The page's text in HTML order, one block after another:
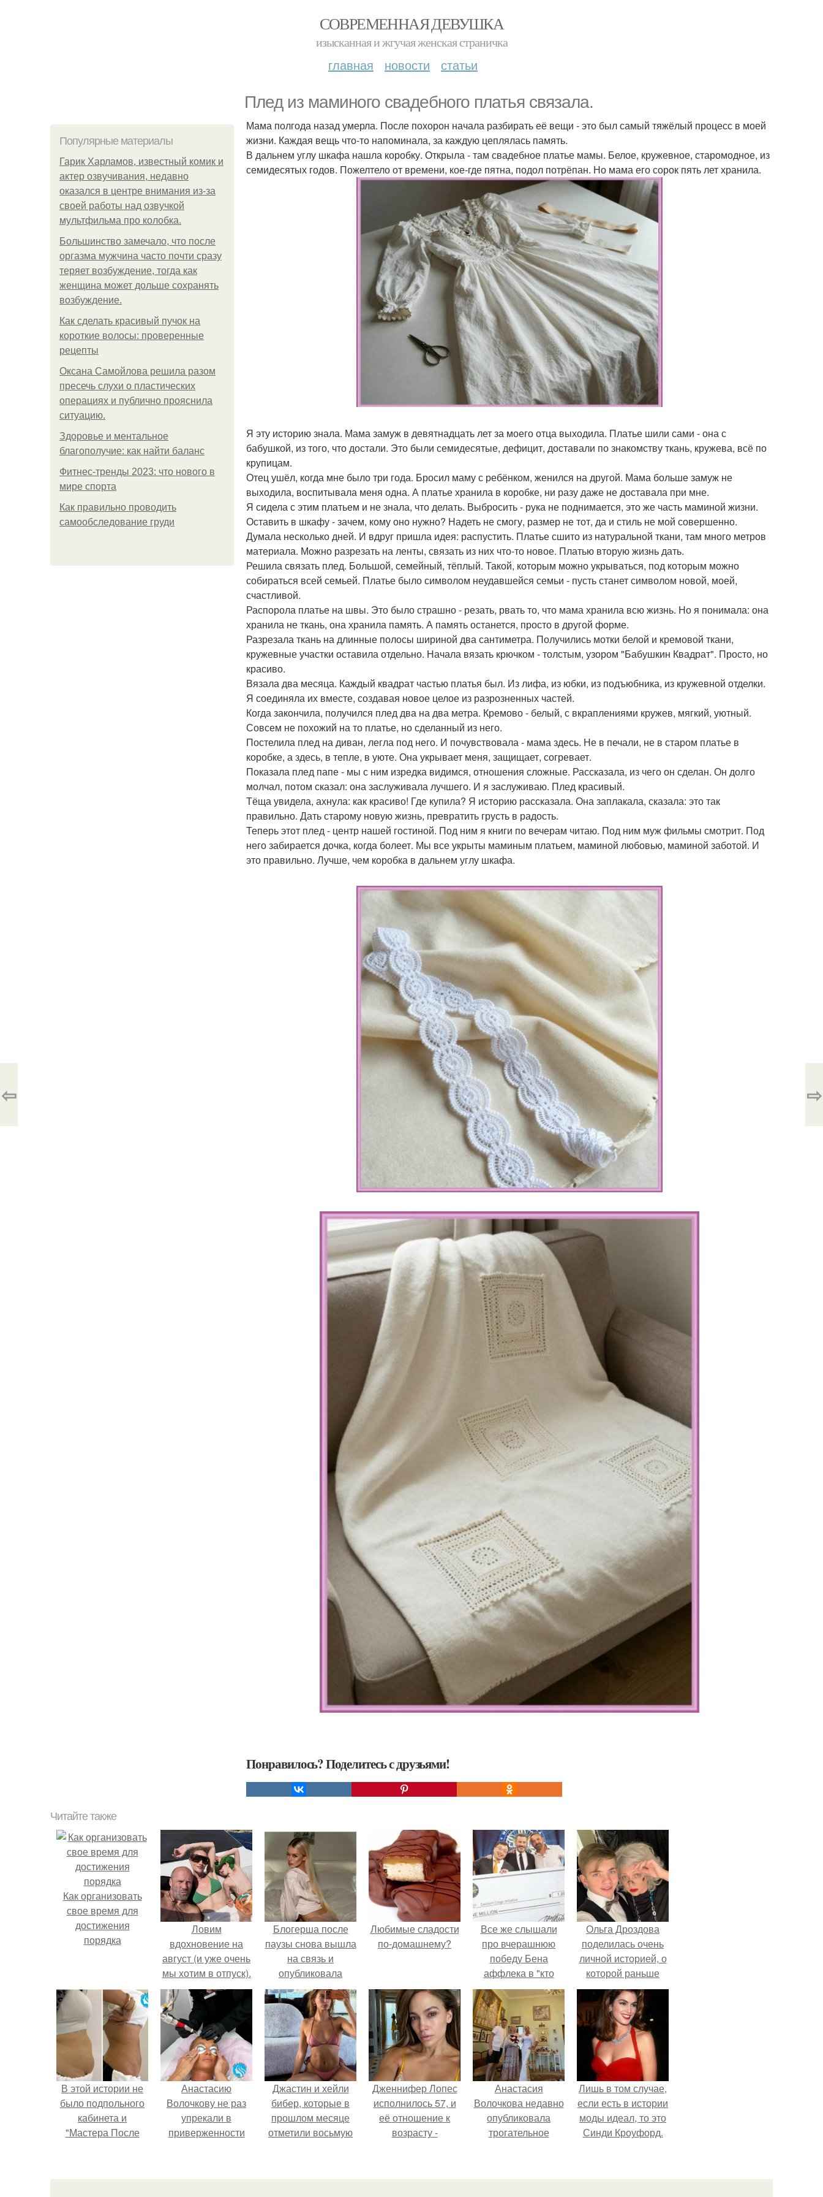
СОВРЕМЕННАЯ ДЕВУШКА
изысканная и жгучая женская страничка
главная новости статьи
Плед из маминого свадебного платья связала.
Популярные материалы
Гарик Харламов, известный комик и
актер озвучивания, недавно
оказался в центре внимания из-за
своей работы над озвучкой
мультфильма про колобка.
Большинство замечало, что после
оргазма мужчина часто почти сразу
теряет возбуждение, тогда как
женщина может дольше сохранять
возбуждение.
Как сделать красивый пучок на
короткие волосы: проверенные
рецепты
Оксана Самойлова решила разом
пресечь слухи о пластических
операциях и публично прояснила
ситуацию.
Здоровье и ментальное
благополучие: как найти баланс
Фитнес-тренды 2023: что нового в
мире спорта
Как правильно проводить
самообследование груди
Мама полгода назад умерла. После похорон начала разбирать её вещи - это был самый тяжёлый процесс в моей
жизни. Каждая вещь что-то напоминала, за каждую цеплялась память.
В дальнем углу шкафа нашла коробку. Открыла - там свадебное платье мамы. Белое, кружевное, старомодное, из
семидесятых годов. Пожелтело от времени, кое-где пятна, подол потрёпан. Но мама его сорок пять лет хранила.
Я эту историю знала. Мама замуж в девятнадцать лет за моего отца выходила. Платье шили сами - она с
бабушкой, из того, что достали. Это были семидесятые, дефицит, доставали по знакомству ткань, кружева, всё по
крупицам.
Отец ушёл, когда мне было три года. Бросил маму с ребёнком, женился на другой. Мама больше замуж не
выходила, воспитывала меня одна. А платье хранила в коробке, ни разу даже не доставала при мне.
Я сидела с этим платьем и не знала, что делать. Выбросить - рука не поднимается, это же часть маминой жизни.
Оставить в шкафу - зачем, кому оно нужно? Надеть не смогу, размер не тот, да и стиль не мой совершенно.
Думала несколько дней. И вдруг пришла идея: распустить. Платье сшито из натуральной ткани, там много метров
материала. Можно разрезать на ленты, связать из них что-то новое. Платью вторую жизнь дать.
Решила связать плед. Большой, семейный, тёплый. Такой, которым можно укрываться, под которым можно
собираться всей семьей. Платье было символом неудавшейся семьи - пусть станет символом новой, моей,
счастливой.
Распорола платье на швы. Это было страшно - резать, рвать то, что мама хранила всю жизнь. Но я понимала: она
хранила не ткань, она хранила память. А память останется, просто в другой форме.
Разрезала ткань на длинные полосы шириной два сантиметра. Получились мотки белой и кремовой ткани,
кружевные участки оставила отдельно. Начала вязать крючком - толстым, узором "Бабушкин Квадрат". Просто, но
красиво.
Вязала два месяца. Каждый квадрат частью платья был. Из лифа, из юбки, из подъюбника, из кружевной отделки.
Я соединяла их вместе, создавая новое целое из разрозненных частей.
Когда закончила, получился плед два на два метра. Кремово - белый, с вкраплениями кружев, мягкий, уютный.
Совсем не похожий на то платье, но сделанный из него.
Постелила плед на диван, легла под него. И почувствовала - мама здесь. Не в печали, не в старом платье в
коробке, а здесь, в тепле, в уюте. Она укрывает меня, защищает, согревает.
Показала плед папе - мы с ним изредка видимся, отношения сложные. Рассказала, из чего он сделан. Он долго
молчал, потом сказал: она заслуживала лучшего. И я заслуживаю. Плед красивый.
Тёща увидела, ахнула: как красиво! Где купила? Я историю рассказала. Она заплакала, сказала: это так
правильно. Дать старому новую жизнь, превратить грусть в радость.
Теперь этот плед - центр нашей гостиной. Под ним я книги по вечерам читаю. Под ним муж фильмы смотрит. Под
него забирается дочка, когда болеет. Мы все укрыты маминым платьем, маминой любовью, маминой заботой. И
это правильно. Лучше, чем коробка в дальнем углу шкафа.
Понравилось? Поделитесь с друзьями!
⇦ ⇨
Читайте также
Как организовать
свое время для
достижения
порядка
Ловим
вдохновение на
август (и уже очень
мы хотим в отпуск).
Блогерша после
паузы снова вышла
на связь и
опубликовала
свежую серию
кадров из спальни.
Любимые сладости
по-домашнему?
Все же слышали
про вчерашнюю
победу Бена
аффлека в "кто
хочет стать
миллионером?
Ольга Дроздова
поделилась очень
личной историей, о
которой раньше
почти не говорила.
В этой истории не
было подпольного
кабинета и
"Мастера После
Анастасию
Волочкову не раз
упрекали в
приверженности
Джастин и хейли
бибер, которые в
прошлом месяце
отметили восьмую
новые фото с
Дженнифер Лопес
исполнилось 57, и
её отношение к
возрасту -
уверенности: "не
Анастасия
Волочкова недавно
опубликовала
трогательное
которой она
Лишь в том случае,
если есть в истории
моды идеал, то это
Синди Кроуфорд.